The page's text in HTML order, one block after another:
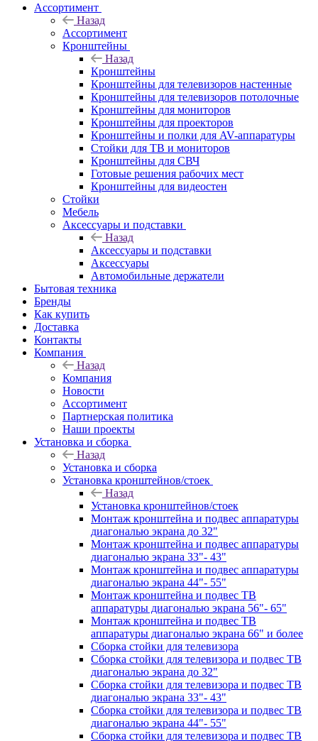
Ассортимент
Назад
Ассортимент
Кронштейны
Назад
Кронштейны
Кронштейны для телевизоров настенные
Кронштейны для телевизоров потолочные
Кронштейны для мониторов
Кронштейны для проекторов
Кронштейны и полки для AV-аппаратуры
Стойки для ТВ и мониторов
Кронштейны для СВЧ
Готовые решения рабочих мест
Кронштейны для видеостен
Стойки
Мебель
Аксессуары и подставки
Назад
Аксессуары и подставки
Аксессуары
Автомобильные держатели
Бытовая техника
Бренды
Как купить
Доставка
Контакты
Компания
Назад
Компания
Новости
Ассортимент
Партнерская политика
Наши проекты
Установка и сборка
Назад
Установка и сборка
Установка кронштейнов/стоек
Назад
Установка кронштейнов/стоек
Монтаж кронштейна и подвес аппаратуры
диагональю экрана до 32"
Монтаж кронштейна и подвес аппаратуры
диагональю экрана 33"- 43"
Монтаж кронштейна и подвес аппаратуры
диагональю экрана 44"- 55"
Монтаж кронштейна и подвес ТВ
аппаратуры диагональю экрана 56"- 65"
Монтаж кронштейна и подвес ТВ
аппаратуры диагональю экрана 66" и более
Сборка стойки для телевизора
Сборка стойки для телевизора и подвес ТВ
диагональю экрана до 32"
Сборка стойки для телевизора и подвес ТВ
диагональю экрана 33"- 43"
Сборка стойки для телевизора и подвес ТВ
диагональю экрана 44"- 55"
Сборка стойки для телевизора и подвес ТВ